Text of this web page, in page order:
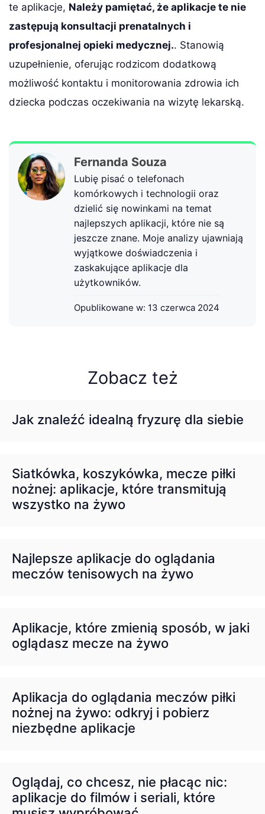
te aplikacje, Należy pamiętać, że aplikacje te nie
zastępują konsultacji prenatalnych i
profesjonalnej opieki medycznej.. Stanowią
uzupełnienie, oferując rodzicom dodatkową
możliwość kontaktu i monitorowania zdrowia ich
dziecka podczas oczekiwania na wizytę lekarską.
Fernanda Souza
Lubię pisać o telefonach
komórkowych i technologii oraz
dzielić się nowinkami na temat
najlepszych aplikacji, które nie są
jeszcze znane. Moje analizy ujawniają
wyjątkowe doświadczenia i
zaskakujące aplikacje dla
użytkowników.
Opublikowane w: 13 czerwca 2024
Zobacz też
Jak znaleźć idealną fryzurę dla siebie
Siatkówka, koszykówka, mecze piłki
nożnej: aplikacje, które transmitują
wszystko na żywo
Najlepsze aplikacje do oglądania
meczów tenisowych na żywo
Aplikacje, które zmienią sposób, w jaki
oglądasz mecze na żywo
Aplikacja do oglądania meczów piłki
nożnej na żywo: odkryj i pobierz
niezbędne aplikacje
Oglądaj, co chcesz, nie płacąc nic:
aplikacje do filmów i seriali, które